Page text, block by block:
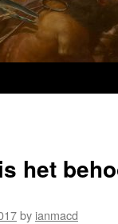
het
by ianmacd